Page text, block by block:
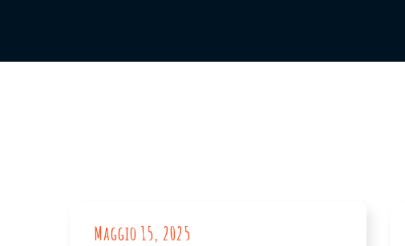
Maggio 15, 2025